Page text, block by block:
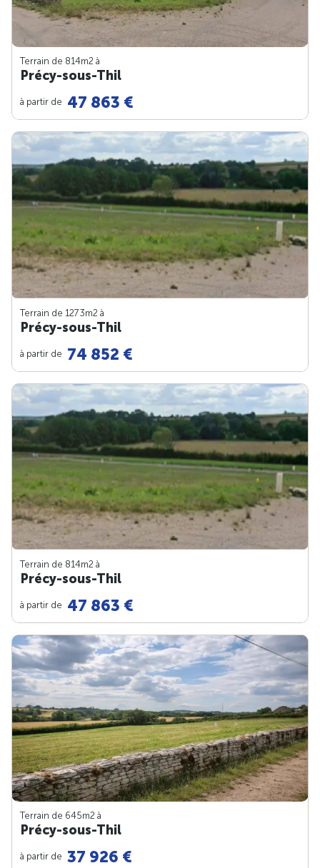
Terrain de 814m2 à
Précy-sous-Thil
à partir de 47 863 €
Terrain de 1273m2 à
Précy-sous-Thil
à partir de 74 852 €
Terrain de 814m2 à
Précy-sous-Thil
à partir de 47 863 €
Terrain de 645m2 à
Précy-sous-Thil
à partir de 37 926 €